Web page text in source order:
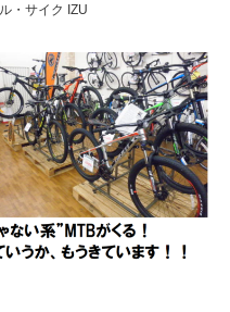
ル・サイク IZU